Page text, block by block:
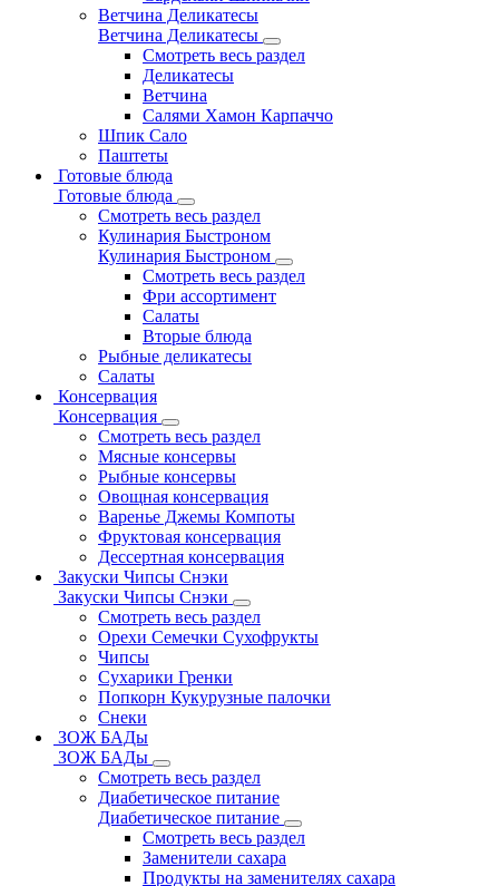
Ветчина Деликатесы
Ветчина Деликатесы
Смотреть весь раздел
Деликатесы
Ветчина
Салями Хамон Карпаччо
Шпик Сало
Паштеты
Готовые блюда
Готовые блюда
Смотреть весь раздел
Кулинария Быстроном
Кулинария Быстроном
Смотреть весь раздел
Фри ассортимент
Салаты
Вторые блюда
Рыбные деликатесы
Салаты
Консервация
Консервация
Смотреть весь раздел
Мясные консервы
Рыбные консервы
Овощная консервация
Варенье Джемы Компоты
Фруктовая консервация
Дессертная консервация
Закуски Чипсы Снэки
Закуски Чипсы Снэки
Смотреть весь раздел
Орехи Семечки Сухофрукты
Чипсы
Сухарики Гренки
Попкорн Кукурузные палочки
Снеки
ЗОЖ БАДы
ЗОЖ БАДы
Смотреть весь раздел
Диабетическое питание
Диабетическое питание
Смотреть весь раздел
Заменители сахара
Продукты на заменителях сахара